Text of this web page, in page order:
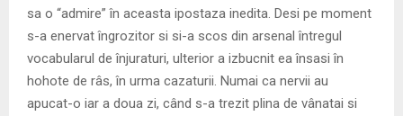
sa o “admire” în aceasta ipostaza inedita. Desi pe moment
s-a enervat îngrozitor si si-a scos din arsenal întregul
vocabularul de înjuraturi, ulterior a izbucnit ea însasi în
hohote de râs, în urma cazaturii. Numai ca nervii au
apucat-o iar a doua zi, când s-a trezit plina de vânatai si